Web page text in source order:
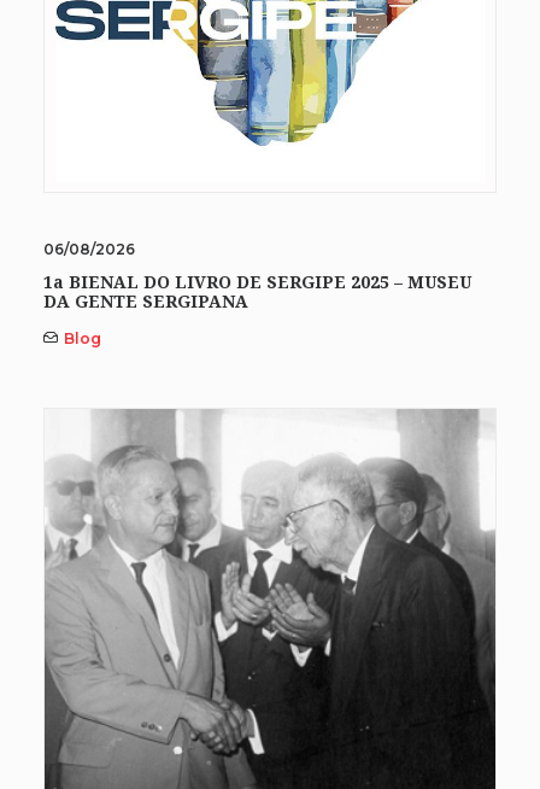
06/08/2026
1a BIENAL DO LIVRO DE SERGIPE 2025 – MUSEU
DA GENTE SERGIPANA
Blog